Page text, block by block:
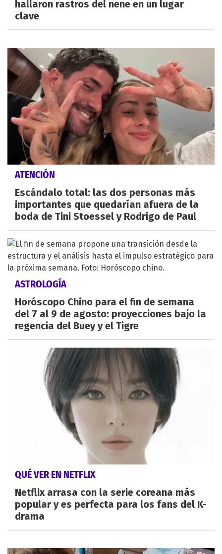
hallaron rastros del nene en un lugar
clave
ATENCIÓN
Escándalo total: las dos personas más
importantes que quedarían afuera de la
boda de Tini Stoessel y Rodrigo de Paul
ASTROLOGÍA
Horóscopo Chino para el fin de semana
del 7 al 9 de agosto: proyecciones bajo la
regencia del Buey y el Tigre
QUÉ VER EN NETFLIX
Netflix arrasa con la serie coreana más
popular y es perfecta para los fans del K-
drama